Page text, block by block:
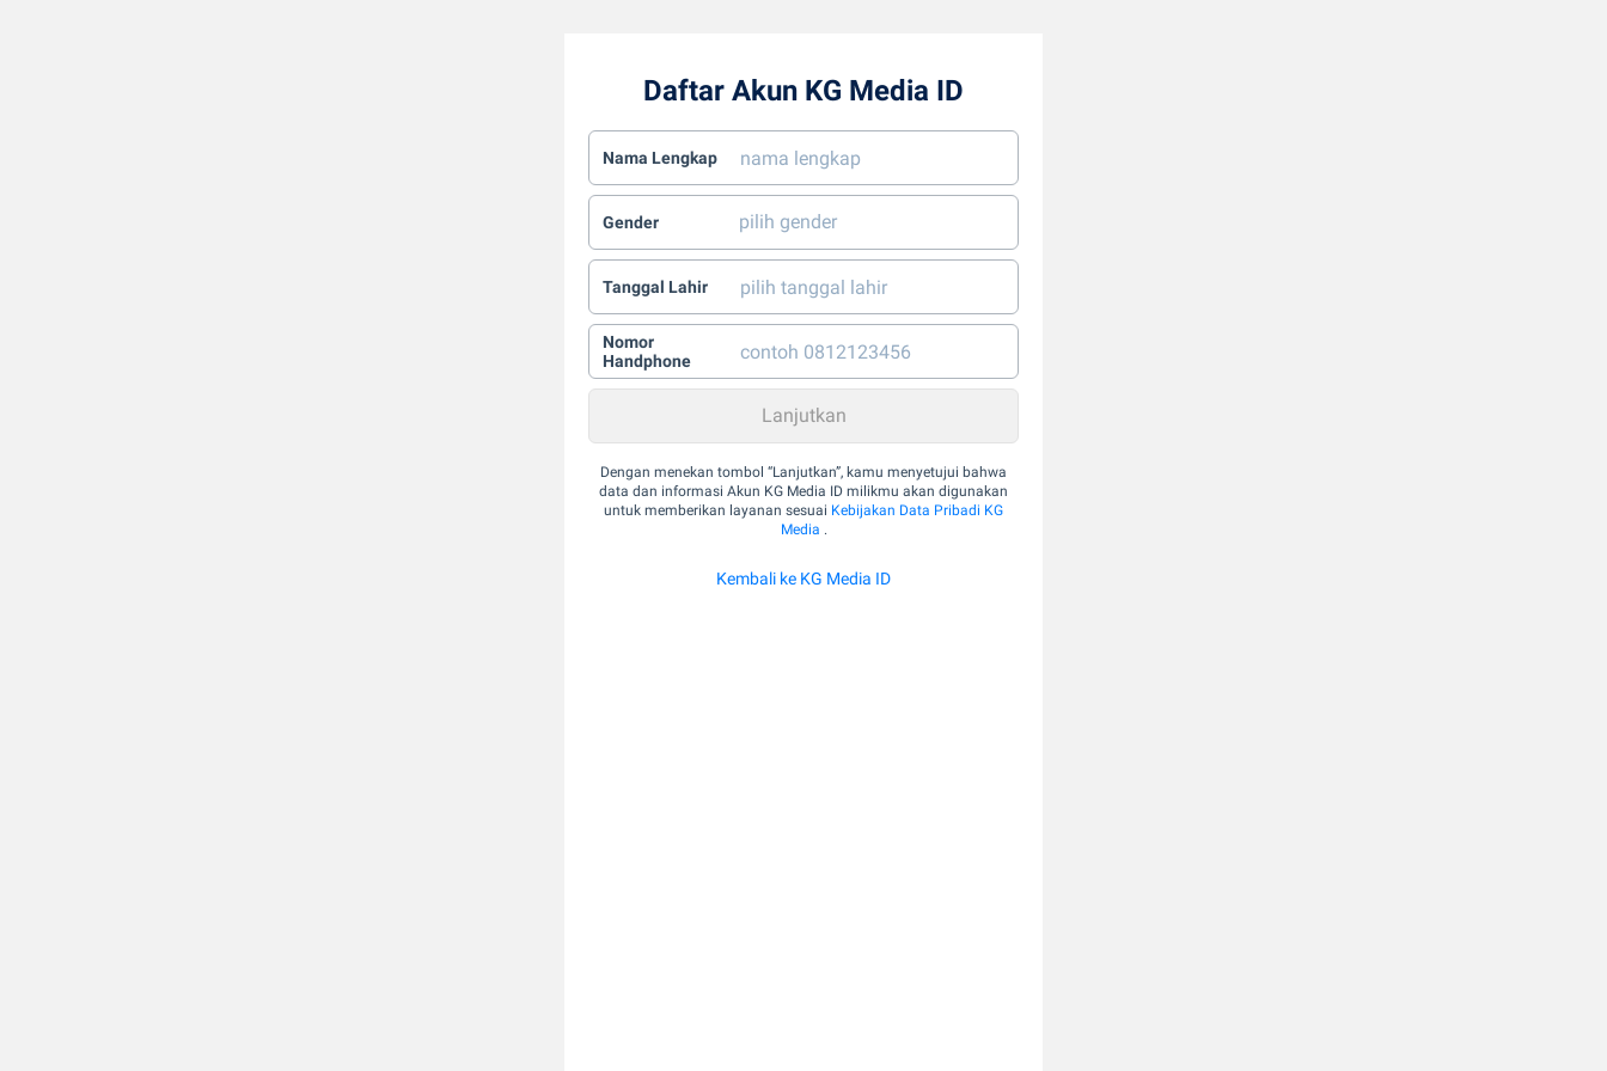
Daftar Akun KG Media ID
Nama Lengkap
Gender
Tanggal Lahir
Nomor
Handphone
Dengan menekan tombol “Lanjutkan”, kamu menyetujui bahwa
data dan informasi Akun KG Media ID milikmu akan digunakan
untuk memberikan layanan sesuai Kebijakan Data Pribadi KG
Media .
Kembali ke KG Media ID